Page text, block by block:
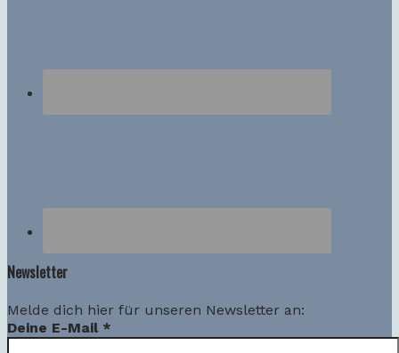
Newsletter
Melde dich hier für unseren Newsletter an:
Deine E-Mail *